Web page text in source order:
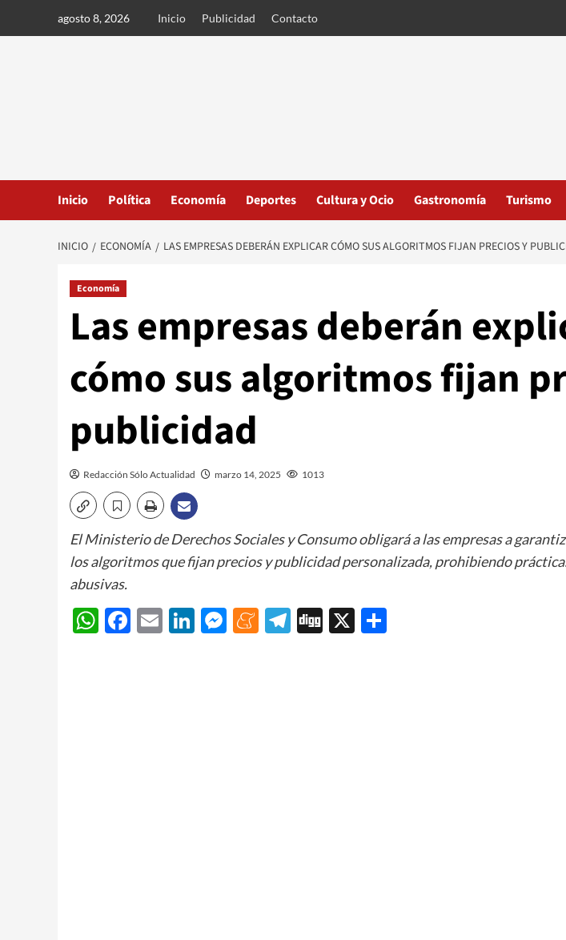
agosto 8, 2026 Inicio Publicidad Contacto
Inicio Política Economía Deportes Cultura y Ocio Gastronomía Turismo
INICIO ECONOMÍA LAS EMPRESAS DEBERÁN EXPLICAR CÓMO SUS ALGORITMOS FIJAN PRECIOS Y
Economía
Las empresas deberán
cómo sus algoritmos fijan
publicidad
Redacción Sólo Actualidad marzo 14, 2025 1013
El Ministerio de Derechos Sociales y Consumo obligará a las empresas a
los algoritmos que fijan precios y publicidad personalizada, prohibiendo
abusivas.
WhatsApp
Facebook
EmailLinkedIn
Messenger
Meneame
Telegram
Digg
X